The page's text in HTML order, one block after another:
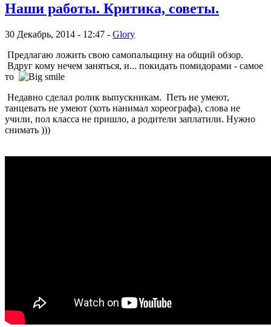
Наши работы. Критика, советы.
30 Декабрь, 2014 - 12:47 - Glory
Предлагаю ложить свою самопальщину на общий обзор.
Вдруг кому нечем заняться, и... покидать помидорами - самое
то
Недавно сделал ролик выпускникам. Петь не умеют,
танцевать не умеют (хоть нанимал хореографа), слова не
учили, пол класса не пришло, а родители заплатили. Нужно
снимать )))